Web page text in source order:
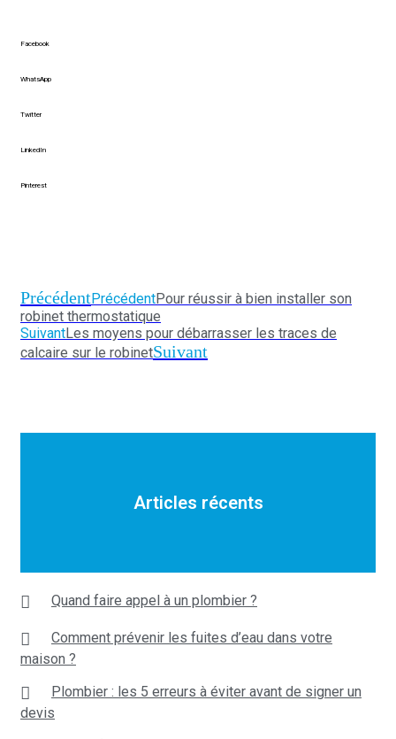
Facebook
WhatsApp
Twitter
LinkedIn
Pinterest
PrécédentPrécédentPour réussir à bien installer son
robinet thermostatique
SuivantLes moyens pour débarrasser les traces de
calcaire sur le robinetSuivant
Articles récents
Quand faire appel à un plombier ?
Comment prévenir les fuites d’eau dans votre
maison ?
Plombier : les 5 erreurs à éviter avant de signer un
devis